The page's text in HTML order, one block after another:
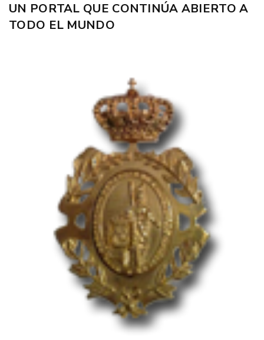
UN PORTAL QUE CONTINÚA ABIERTO A
TODO EL MUNDO